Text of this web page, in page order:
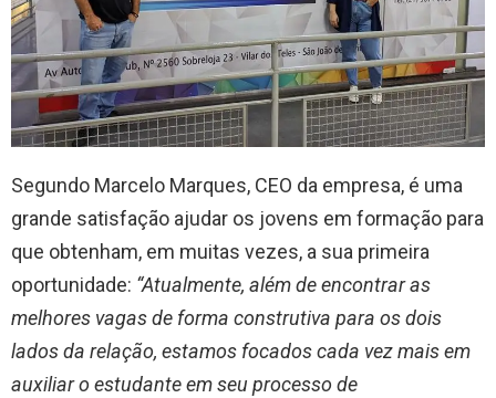
Segundo Marcelo Marques, CEO da empresa, é uma
grande satisfação ajudar os jovens em formação para
que obtenham, em muitas vezes, a sua primeira
oportunidade: “Atualmente, além de encontrar as
melhores vagas de forma construtiva para os dois
lados da relação, estamos focados cada vez mais em
auxiliar o estudante em seu processo de